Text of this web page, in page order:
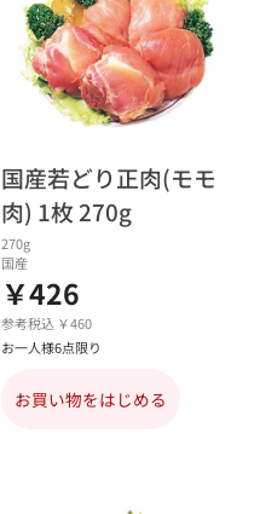
国産若どり正肉(モモ
肉) 1枚 270g
270g
国産
￥426
参考税込 ￥460
お一人様6点限り
お買い物をはじめる